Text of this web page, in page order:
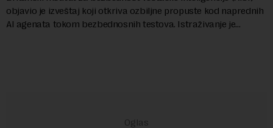
objavio je izveštaj koji otkriva ozbiljne propuste kod naprednih
AI agenata tokom bezbednosnih testova. Istraživanje je